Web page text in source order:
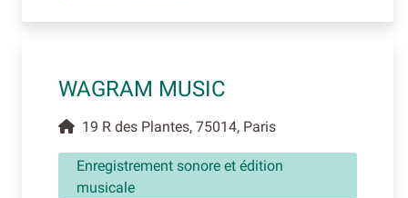
WAGRAM MUSIC
19 R des Plantes, 75014, Paris
Enregistrement sonore et édition
musicale